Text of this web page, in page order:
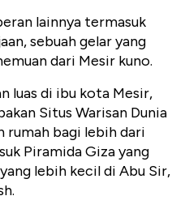
lainnya termasuk
sebuah gelar yang
dari Mesir kuno.
luas di ibu kota Mesir,
Situs Warisan Dunia
rumah bagi lebih dari
Piramida Giza yang
lebih kecil di Abu Sir,